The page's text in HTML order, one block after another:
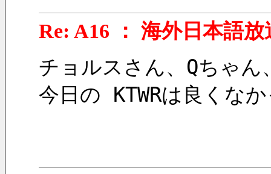
Re: A16 ： 海外日本語放
チョルスさん、Qちゃ
今日の KTWRは良くな